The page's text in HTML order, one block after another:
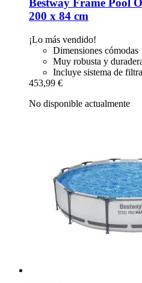
Bestway Frame Pool
200 x 84 cm
¡Lo más vendido!
Dimensiones cómodas
Muy robusta y
Incluye sistema de
453,99 €
No disponible actualmente